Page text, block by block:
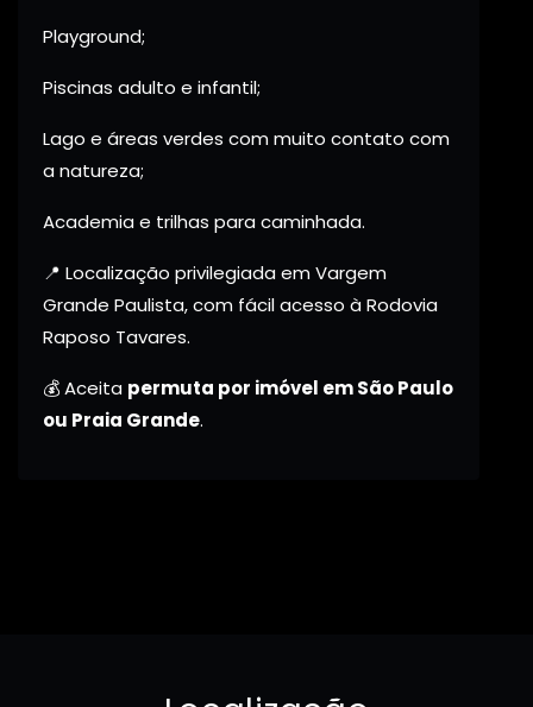
Playground;
Piscinas adulto e infantil;
Lago e áreas verdes com muito contato com
a natureza;
Academia e trilhas para caminhada.
📍 Localização privilegiada em Vargem
Grande Paulista, com fácil acesso à Rodovia
Raposo Tavares.
💰 Aceita permuta por imóvel em São Paulo
ou Praia Grande.